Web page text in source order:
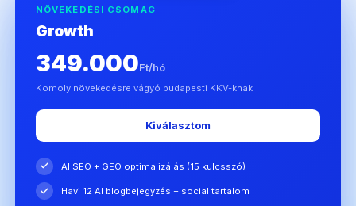
NÖVEKEDÉSI CSOMAG
Growth
349.000Ft/hó
Komoly növekedésre vágyó budapesti KKV-knak
Kiválasztom
AI SEO + GEO optimalizálás (15 kulcsszó)
Havi 12 AI blogbejegyzés + social tartalom